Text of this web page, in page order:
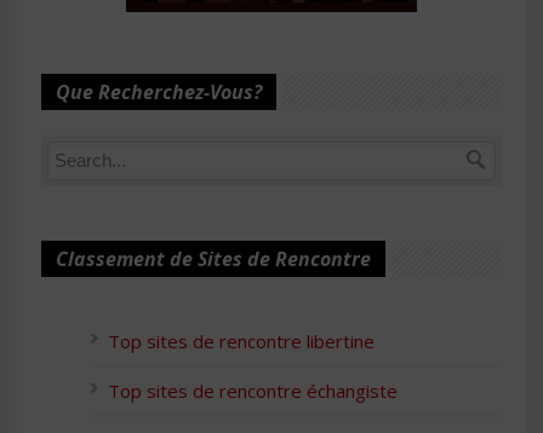
Que Recherchez-Vous?
Classement de Sites de Rencontre
Top sites de rencontre libertine
Top sites de rencontre échangiste